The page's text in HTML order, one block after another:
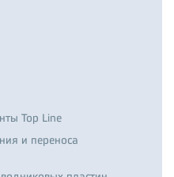
Top Line
и переноса